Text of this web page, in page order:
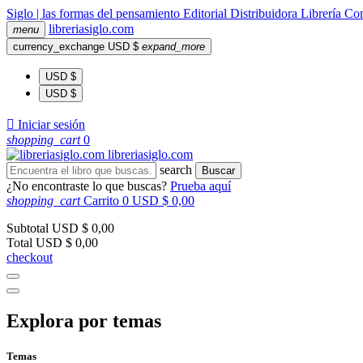
Siglo | las formas del pensamiento Editorial Distribuidora Librería
menu libreriasiglo.com
currency_exchange USD $ expand_more
USD $
USD $
 Iniciar sesión
shopping_cart 0
libreriasiglo.com
search
Buscar
¿No encontraste lo que buscas? Prueba aquí
shopping_cart Carrito 0 USD $ 0,00
Subtotal USD $ 0,00
Total USD $ 0,00
checkout
Explora por temas
Temas